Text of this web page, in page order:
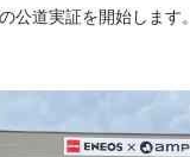
ク
公道実証を開始します。